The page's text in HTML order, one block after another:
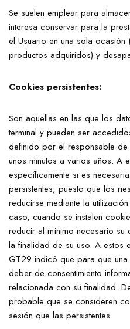
Se suelen emplear para
interesa conservar para la
el Usuario en una sola
productos adquiridos) y
Cookies persistentes:
Son aquellas en las que los
terminal y pueden ser
definido por el responsable
unos minutos a varios años. A
específicamente si es
persistentes, puesto que los
reducirse mediante la
caso, cuando se instalen
reducir al mínimo necesario su
la finalidad de su uso. A
GT29 indicó que para que
deber de consentimiento
relacionada con su finalidad.
probable que se consideren
sesión que las persistentes.